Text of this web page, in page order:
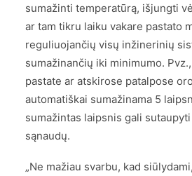
sumažinti temperatūrą, išjungti
ar tam tikru laiku vakare pastato
reguliuojančių visų inžinerinių
sumažinančių iki minimumo.
pastate ar atskirose patalpose
automatiškai sumažinama 5
sumažintas laipsnis gali
sąnaudų.
„Ne mažiau svarbu, kad